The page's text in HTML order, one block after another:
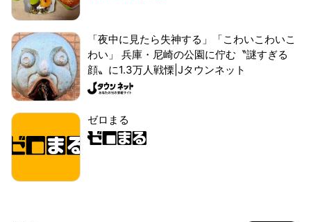
「夜中に見たら失神する」「こわいこわいこ
わい」 兵庫・尼崎の公園に佇む〝謎すぎる
顔〟に1.3万人戦慄|Jタウンネット
ゼロまる